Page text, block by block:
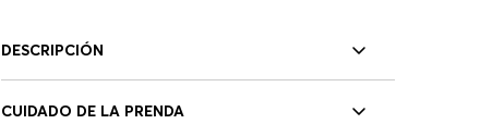
DESCRIPCIÓN
CUIDADO DE LA PRENDA